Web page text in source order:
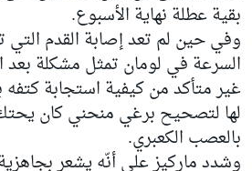
بقية عطلة نهاية الأسبوع.
وفي حين لم تعد إصابة القدم
السرعة في لومان تمثل مشكلة بعد
غير متأكد من كيفية استجابة
لها لتصحيح برغي منحني كان
بالعصب الكعبري.
وشدد ماركيز على أنّه يشعر